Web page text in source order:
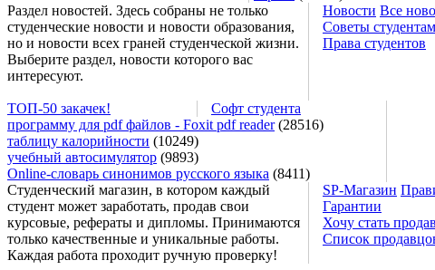
Раздел новостей. Здесь собраны не только
студенческие новости и новости образования,
но и новости всех граней студенческой жизни.
Выберите раздел, новости которого вас
интересуют.
Новости Все
Советы студентам
Права студентов
ТОП-50 закачек!
Софт студента
программу для pdf файлов - Foxit pdf reader(28516)
таблицу калорийности (10249)
учебный автосимулятор (9893)
Online-словарь синонимов русского языка (8411)
Студенческий магазин, в котором каждый
студент может заработать, продав свои
курсовые, рефераты и дипломы. Принимаются
только качественные и уникальные работы.
Каждая работа проходит ручную проверку!
SP-Магазин
Гарантии
Хочу стать
Список